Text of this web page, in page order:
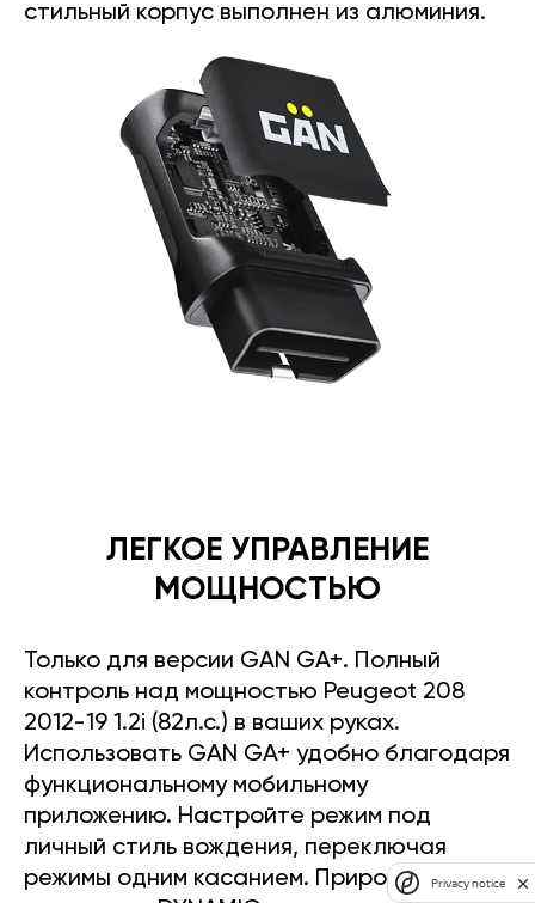
стильный корпус выполнен из алюминия.
ЛЕГКОЕ УПРАВЛЕНИЕ
МОЩНОСТЬЮ
Только для версии GAN GA+. Полный
контроль над мощностью Peugeot 208
2012-19 1.2i (82л.с.) в ваших руках.
Использовать GAN GA+ удобно благодаря
функциональному мобильному
приложению. Настройте режим под
личный стиль вождения, переключая
режимы одним касанием. Прирост
Privacy notice